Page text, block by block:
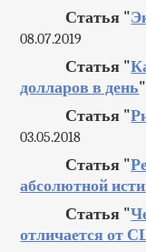
Статья "
08.07.2019
Статья "
долларов в день"
Статья "
03.05.2018
Статья "
абсолютной
Статья "
отличается от